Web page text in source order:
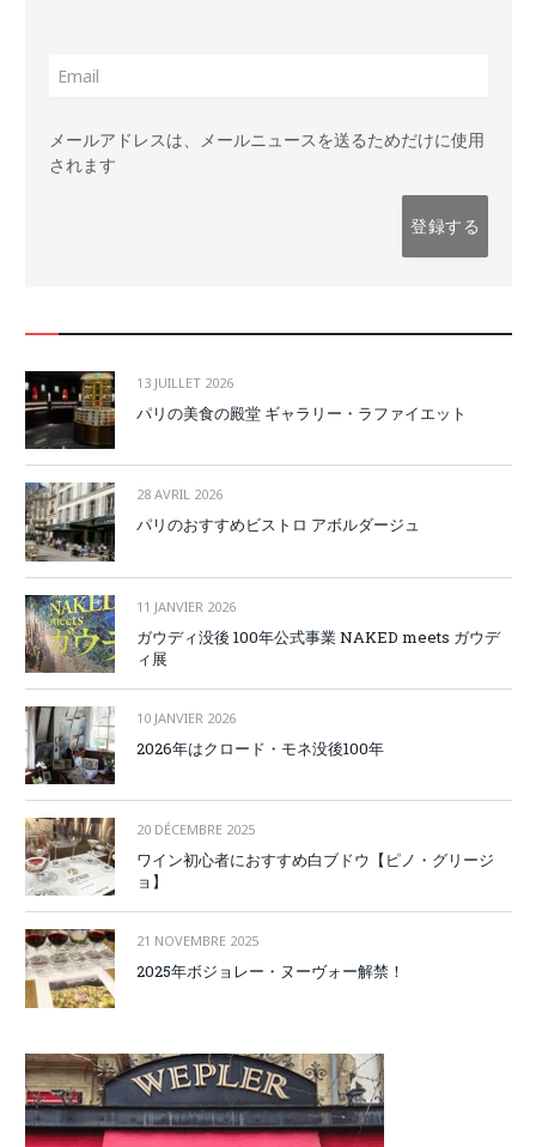
メールアドレスは、メールニュースを送るためだけに使用
されます
13 JUILLET 2026
パリの美食の殿堂 ギャラリー・ラファイエット
28 AVRIL 2026
パリのおすすめビストロ アボルダージュ
11 JANVIER 2026
ガウディ没後 100年公式事業 NAKED meets ガウデ
ィ展
10 JANVIER 2026
2026年はクロード・モネ没後100年
20 DÉCEMBRE 2025
ワイン初心者におすすめ白ブドウ【ピノ・グリージ
ョ】
21 NOVEMBRE 2025
2025年ボジョレー・ヌーヴォー解禁！